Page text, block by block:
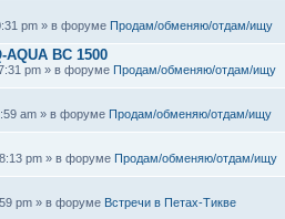
pm » в форуме Продам/обменяю/отдам/ищу
BC 1500
pm » в форуме Продам/обменяю/отдам/ищу
am » в форуме Продам/обменяю/отдам/ищу
pm » в форуме Продам/обменяю/отдам/ищу
pm » в форуме Встречи в Петах-Тикве